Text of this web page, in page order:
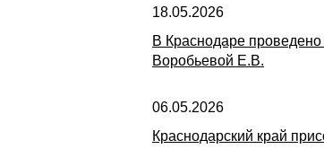
18.05.2026
В Краснодаре проведено
Воробьевой Е.В.
06.05.2026
Краснодарский край